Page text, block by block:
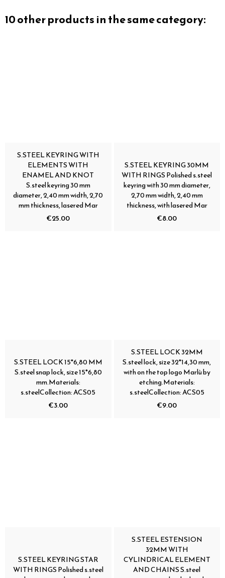
10 other products in the same category:
S.STEEL KEYRING WITH
ELEMENTS WITH
ENAMEL AND KNOT
S.steel keyring 30 mm
diameter, 2,40 mm width, 2,70
mm thickness, lasered Mar
€25.00
S.STEEL KEYRING 30MM
WITH RINGS Polished s.steel
keyring with 30 mm diameter,
2,70 mm width, 2,40 mm
thickness, with lasered Mar
€8.00
S.STEEL LOCK 15*6,80 MM
S.steel snap lock, size 15*6,80
mm.Materials:
s.steelCollection: ACS05
€3.00
S.STEEL LOCK 32MM
S.steel lock, size 32*14,30 mm,
with on the top logo Marlù by
etching.Materials:
s.steelCollection: ACS05
€9.00
S.STEEL KEYRING STAR
WITH RINGS Polished s.steel
S.STEEL ESTENSION
32MM WITH
CYLINDRICAL ELEMENT
AND CHAINS S.steel